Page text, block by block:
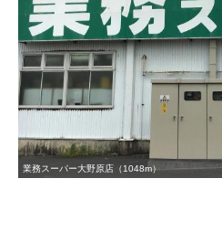
業務スーパー大野原店（1048m）